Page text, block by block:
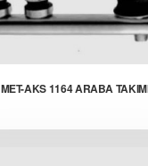
MET-AKS 1164 ARABA